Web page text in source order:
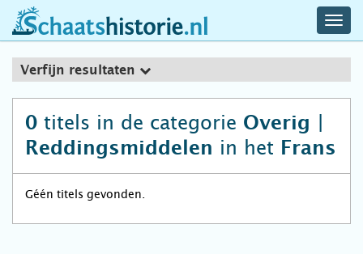
schaatshistorie.nl
Verfijn resultaten
0 titels in de categorie Overig |
Reddingsmiddelen in het Frans
Géén titels gevonden.